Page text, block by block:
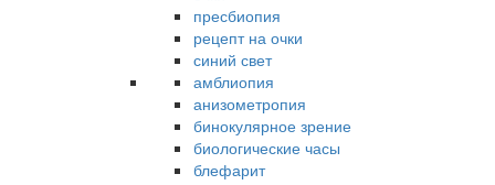
пресбиопия
рецепт на очки
синий свет
амблиопия
анизометропия
бинокулярное зрение
биологические часы
блефарит